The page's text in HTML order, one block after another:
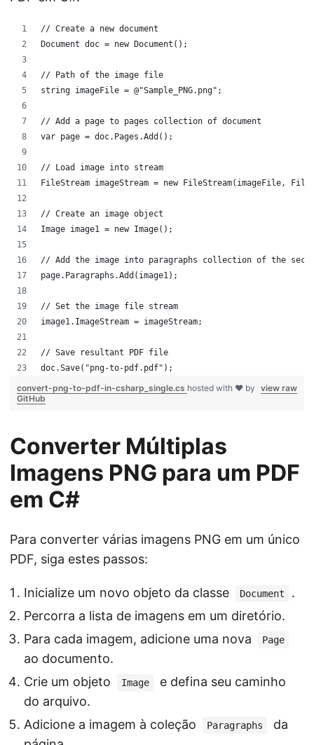
// Create a new document
Document doc = new Document();
// Path of the image file
string imageFile = @"Sample_PNG.png";
// Add a page to pages collection of document
var page = doc.Pages.Add();
// Load image into stream
FileStream imageStream = new FileStream(imageFile,
// Create an image object
Image image1 = new Image();
// Add the image into paragraphs collection of the
page.Paragraphs.Add(image1);
// Set the image file stream
image1.ImageStream = imageStream;
// Save resultant PDF file
doc.Save("png-to-pdf.pdf");
view raw
convert-png-to-pdf-in-csharp_single.cs hosted with ❤ by
GitHub
Converter Múltiplas
Imagens PNG para um PDF
em C#
Para converter várias imagens PNG em um único
PDF, siga estes passos:
Inicialize um novo objeto da classe Document
.
Percorra a lista de imagens em um diretório.
Para cada imagem, adicione uma nova
Page
ao documento.
Crie um objeto
Image
e defina seu caminho
do arquivo.
Adicione a imagem à coleção
Paragraphs
da